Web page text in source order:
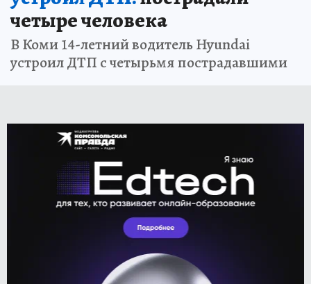
четыре человека
В Коми 14-летний водитель Hyundai
устроил ДТП с четырьмя пострадавшими